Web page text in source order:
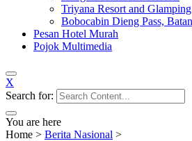
Triyana Resort and Glamping
Bobocabin Dieng Pass,
Pesan Hotel Murah
Pojok Multimedia
X
Search for:
You are here
Home > Berita Nasional >